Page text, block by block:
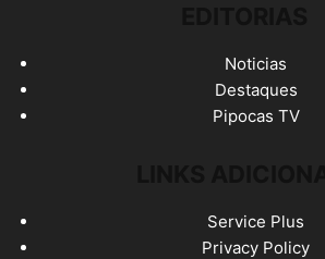
Noticias
Destaques
Pipocas TV
Service Plus
Privacy Policy